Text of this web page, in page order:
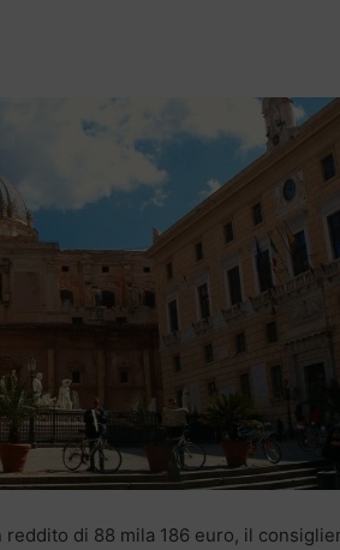
di 88 mila 186 euro, il